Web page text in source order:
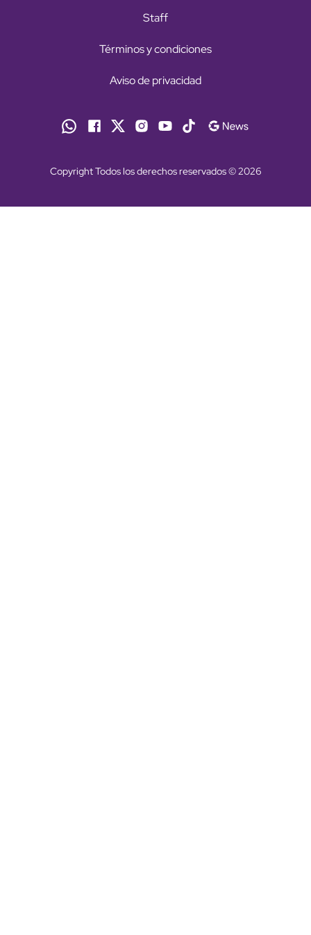
Staff
Términos y condiciones
Aviso de privacidad
Copyright Todos los derechos reservados © 2026